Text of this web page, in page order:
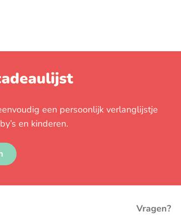
een persoonlijk verlanglijstje
en kinderen.
Vragen?